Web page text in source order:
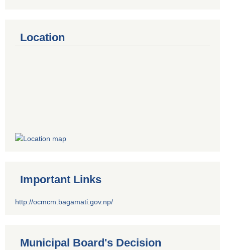
Location
Important Links
http://ocmcm.bagamati.gov.np/
Municipal Board's Decision